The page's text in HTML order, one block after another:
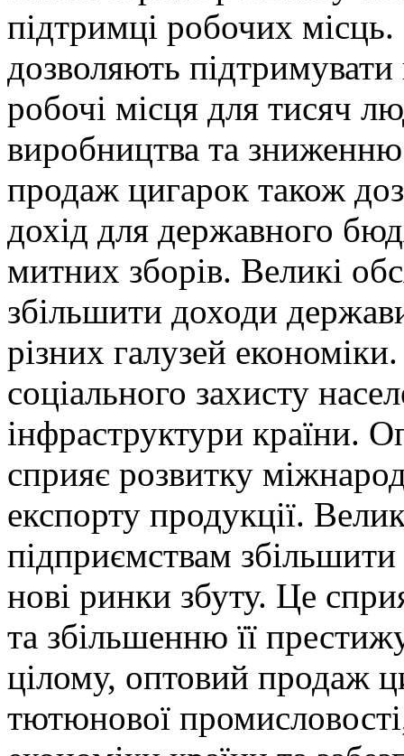
підтримці робочих
дозволяють
робочі місця для тисяч
виробництва та зниженню
продаж цигарок також
дохід для державного
митних зборів. Великі
збільшити доходи
різних галузей
соціального захисту
інфраструктури країни.
сприяє розвитку
експорту продукції.
підприємствам
нові ринки збуту. Це
та збільшенню її
цілому, оптовий продаж
тютюнової